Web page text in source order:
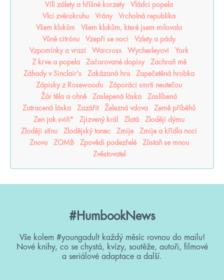
Vílí zálety a hříšné korzety
Vládci popela
Vlci zvěrokruhu
Vrány
Vrcholná republika
Všem klukům
Všem klukům, které jsem milovala
Vůně citrónu
Vzepři se noci
Vzlety a pády
Vzpomínky a vrazi
Warcross Wycherleyovi
York
Z krve a popela
Začarované dopisy
Zachraň mě
Záhady v Sinclair's
Zakázaná hra
Zapečetěná hrobka
Zápisky z Rosewoodu
Záporáci smrti neutečou
Žár těla a ohně
Zaslepená láska
Zaslíbená
Zatracená láska
Zazářit Železná vdova
Země příběhů
Zen jak sviň*
Zjizvený král Zlatá
Zloději dýmu
Zloději stínu
Zlodějský tanec Zmije
Zmije a křídla noci
Znovu
ZOMB Zpovědi podezřelé
Zůstaň se mnou
Zvěstovatel
#HumbookNews
Vše kolem #youngadult každý měsíc rovnou do mailu!
Nové knihy, co se chystá, kvízy, soutěže, autoři, filmové
a seriálové adaptace a další.